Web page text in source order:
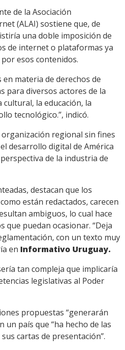
de la Asociación
(ALAI) sostiene que, de
una doble imposición de
de internet o plataformas ya
esos contenidos.
materia de derechos de
para diversos actores de la
cultural, la educación, la
tecnológico.”, indicó.
regional sin fines
desarrollo digital de América
de la industria de
destacan que los
están redactados, carecen
ambiguos, lo cual hace
que puedan ocasionar. “Deja
con un texto muy
en Informativo Uruguay.
tan compleja que implicaría
legislativas al Poder
propuestas “generarán
un país que “ha hecho de las
cartas de presentación”.